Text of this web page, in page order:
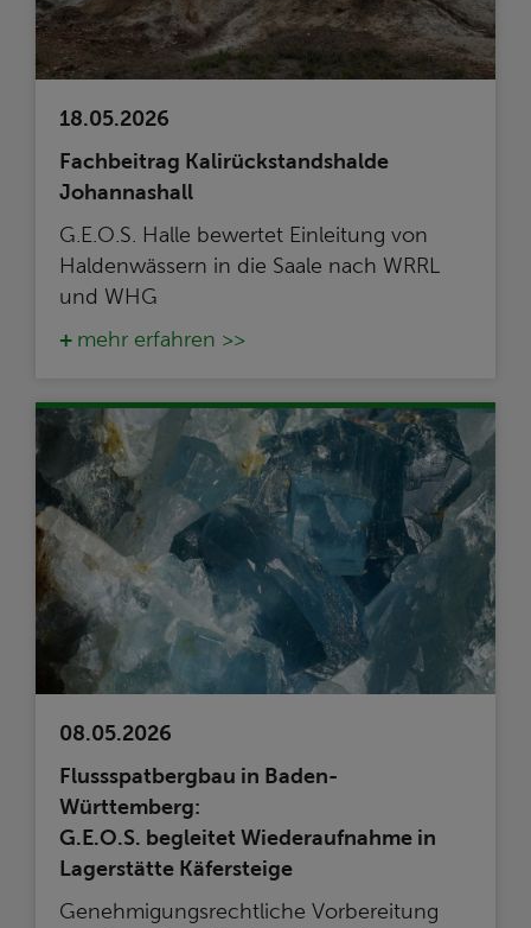
18.05.2026
Fachbeitrag Kalirückstandshalde
Johannashall
G.E.O.S. Halle bewertet Einleitung von
Haldenwässern in die Saale nach WRRL
und WHG
mehr erfahren >>
08.05.2026
Flussspatbergbau in Baden-
Württemberg:
G.E.O.S. begleitet Wiederaufnahme in
Lagerstätte Käfersteige
Genehmigungsrechtliche Vorbereitung